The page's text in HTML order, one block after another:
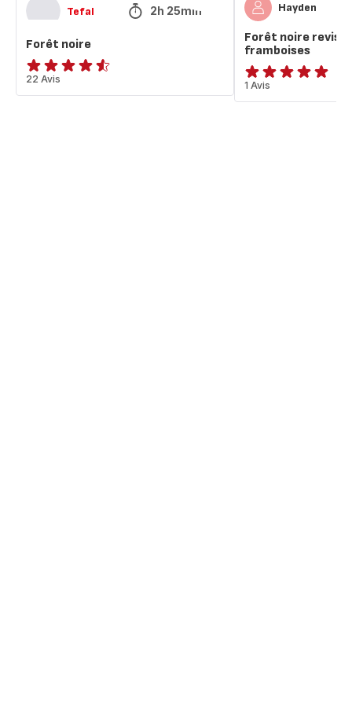
Tefal 2h 25min
Forêt noire
ratings.4.5
22 Avis
Hayden
Forêt noire
framboises
Avis
5
1 Avis